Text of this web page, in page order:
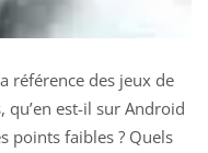
référence des jeux de
qu’en est-il sur Android
points faibles ? Quels